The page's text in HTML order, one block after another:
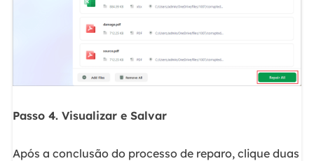
Passo 4. Visualizar e Salvar
Após a conclusão do processo de reparo, clique duas